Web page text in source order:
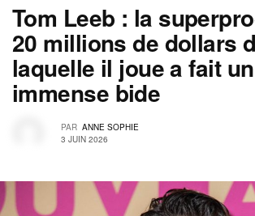
Tom Leeb : la
20 millions de dollars
laquelle il joue a fait un
immense bide
PAR ANNE SOPHIE
3 JUIN 2026